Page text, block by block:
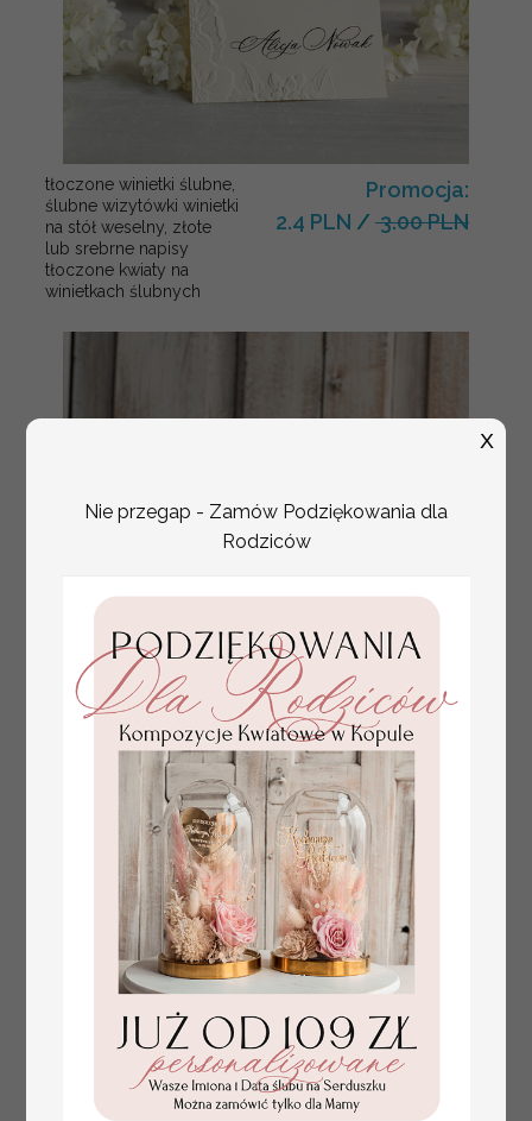
tłoczone winietki ślubne,
ślubne wizytówki winietki
na stół weselny, złote
lub srebrne napisy
tłoczone kwiaty na
winietkach ślubnych
Promocja:
2.4 PLN / 3.00 PLN
numerki na stół weselny
z tłoczonymi kwiatami,
eleganckie numerki na
stoły weselne, tłoczone
numerki na stół weselny,
dekoracja stołów
weselnych tłoczone
Promocja:
10 PLN/13.00 PLN
Nie przegap - Zamów Podziękowania dla
Rodziców
X